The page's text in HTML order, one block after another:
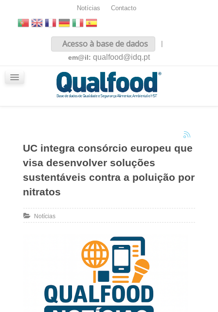
Notícias Contacto
Acesso à base de dados
|
em@il: qualfood@idq.pt
UC integra consórcio europeu que
visa desenvolver soluções
sustentáveis contra a poluição por
nitratos
Notícias